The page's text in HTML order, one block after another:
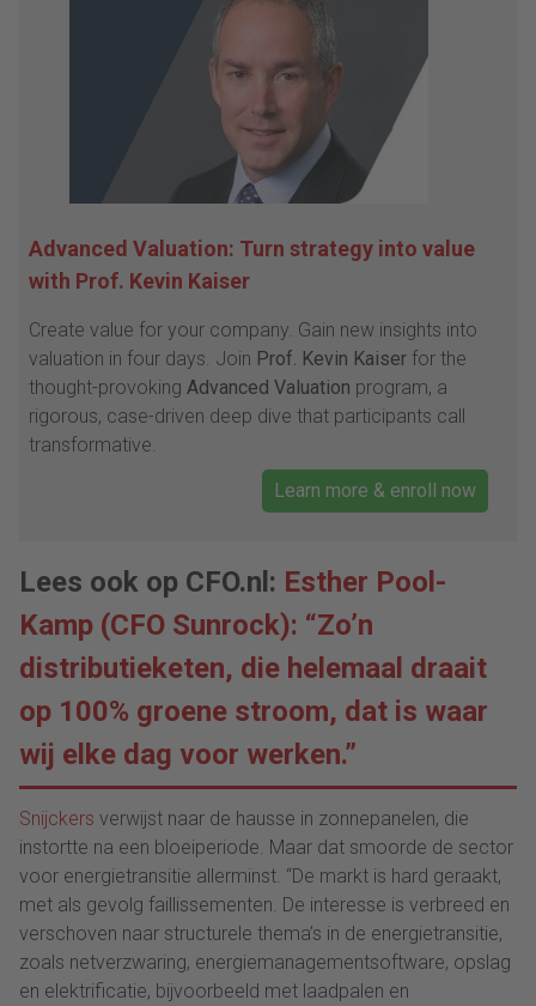
Advanced Valuation: Turn strategy into value
with Prof. Kevin Kaiser
Create value for your company. Gain new insights into
valuation in four days. Join Prof. Kevin Kaiser for the
thought-provoking Advanced Valuation program, a
rigorous, case-driven deep dive that participants call
transformative.
Learn more & enroll now
Lees ook op CFO.nl: Esther Pool-
Kamp (CFO Sunrock): “Zo’n
distributieketen, die helemaal draait
op 100% groene stroom, dat is waar
wij elke dag voor werken.”
Snijckers verwijst naar de hausse in zonnepanelen, die
instortte na een bloeiperiode. Maar dat smoorde de sector
voor energietransitie allerminst. “De markt is hard geraakt,
met als gevolg faillissementen. De interesse is verbreed en
verschoven naar structurele thema’s in de energietransitie,
zoals netverzwaring, energiemanagementsoftware, opslag
en elektrificatie, bijvoorbeeld met laadpalen en